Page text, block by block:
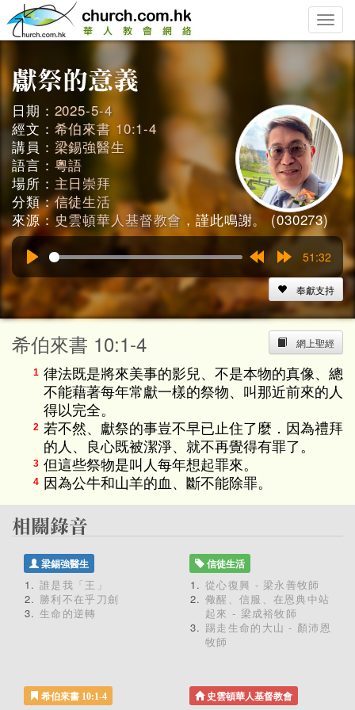
Toggle
日期： 2025-5-4
經文： 希伯來書 10:1-4
講員： 梁錫強醫生
語言： 粵語
場所： 主日崇拜
分類：信徒生活
來源：史雲頓華人基督教會 ，謹此鳴謝。 (030273)
Rewind
15s
51:32
奉獻支持
網上聖經
希伯來書 10:1-4
1 律法既是將來美事的影兒、不是本物的真像、總
不能藉著每年常獻一樣的祭物、叫那近前來的人
得以完全。
2 若不然、獻祭的事豈不早已止住了麼．因為禮拜
的人、良心既被潔淨、就不再覺得有罪了。
3 但這些祭物是叫人每年想起罪來。
4 因為公牛和山羊的血、斷不能除罪。
梁錫強醫生
誰是我「王」
勝利不在乎刀劍
生命的逆轉
信徒生活
從心復興 - 梁永善牧師
儆醒、信服、在恩典中站
起來 - 梁成裕牧師
踢走生命的大山 - 顏沛恩
牧師
希伯來書 10:1-4 史雲頓華人基督教會